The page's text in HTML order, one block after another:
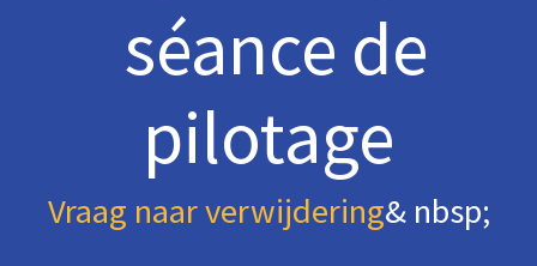
séance de
pilotage
Vraag naar verwijdering& nbsp;